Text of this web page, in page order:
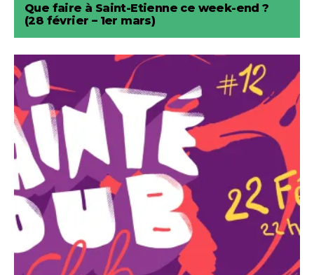
Que faire à Saint-Etienne ce week-end ?
(28 février – 1er mars)